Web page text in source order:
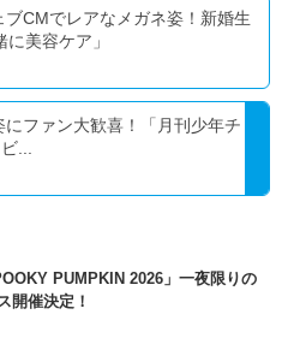
ブCMでレアなメガネ姿！新婚生
美容ケア」
ファン大歓喜！「月刊少年チ
...
PUMPKIN 2026」一夜限りの
開催決定！